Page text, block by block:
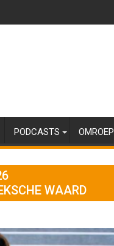
PODCASTS OMROEP
WAARD